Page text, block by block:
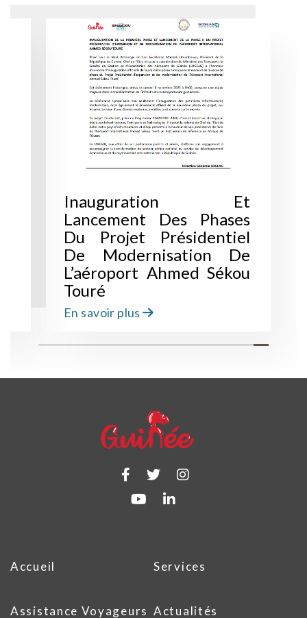
Inauguration Et
Lancement Des Phases
Du Projet Présidentiel
De Modernisation De
L’aéroport Ahmed Sékou
Touré
En savoir plus
Accueil
Assistance Voyageurs
Services
Actualités